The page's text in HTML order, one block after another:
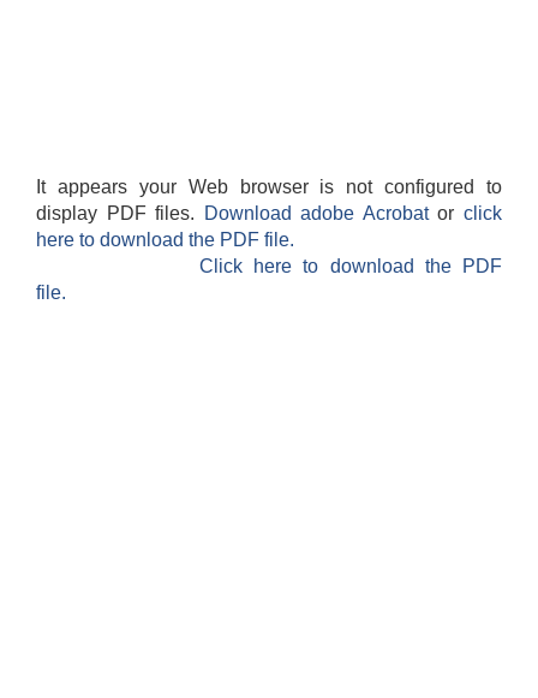
It appears your Web browser is not configured to
display PDF files.
Download adobe Acrobatorclick
here to download the PDF file.
Click here to download the PDF
file.